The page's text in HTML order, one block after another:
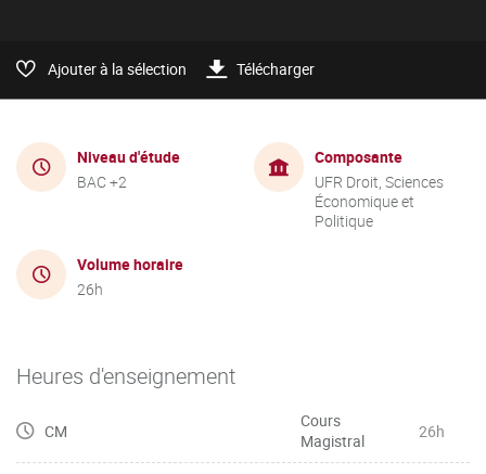
Ajouter à la sélection Télécharger
Niveau d'étude
BAC +2
Composante
UFR Droit, Sciences
Économique et
Politique
Volume horaire
26h
Heures d'enseignement
CM
Cours
Magistral
26h